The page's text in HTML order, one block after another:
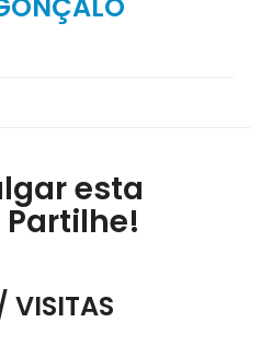
esta
VISITAS